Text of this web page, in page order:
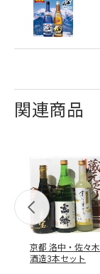
関連商品
京都 洛中・佐々木
酒造3本セット